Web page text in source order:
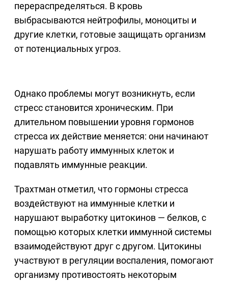
перераспределяться. В кровь
выбрасываются нейтрофилы, моноциты и
другие клетки, готовые защищать организм
от потенциальных угроз.
Однако проблемы могут возникнуть, если
стресс становится хроническим. При
длительном повышении уровня гормонов
стресса их действие меняется: они начинают
нарушать работу иммунных клеток и
подавлять иммунные реакции.
Трахтман отметил, что гормоны стресса
воздействуют на иммунные клетки и
нарушают выработку цитокинов — белков, с
помощью которых клетки иммунной системы
взаимодействуют друг с другом. Цитокины
участвуют в регуляции воспаления, помогают
организму противостоять некоторым